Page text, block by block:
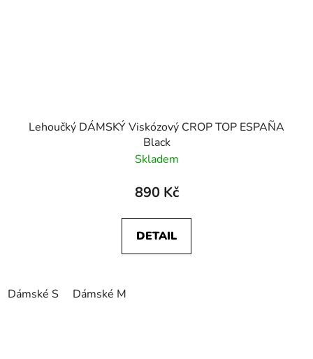
Lehoučký DÁMSKÝ Viskózový CROP TOP ESPAÑA
Black
Skladem
890 Kč
DETAIL
Dámské S Dámské M